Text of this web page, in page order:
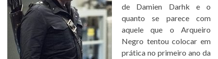
de Damien Darhk e o
quanto se parece com
aquele que o Arqueiro
Negro tentou colocar em
prática no primeiro ano da